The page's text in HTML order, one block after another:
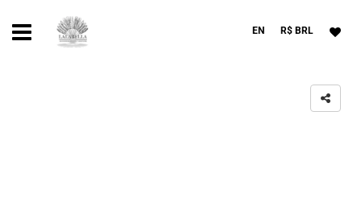
EN R$ BRL